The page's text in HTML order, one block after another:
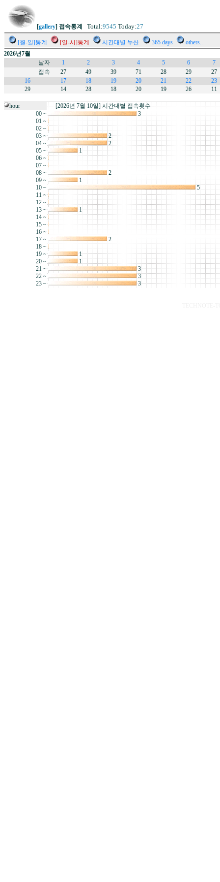
[gallery] 접속통계 Total:9545 Today:27
[월-일]통계 [일-시]통계 시간대별 누산 365 days
others..
2026년7월
날자
1 2 3 4 5 6
7
접속
27 49 39 71 28 29
27
16
17 18 19 20 21 22
23
29
14 28 18 20 19 26 11
hour
[2026년 7월 10일] 시간대별 접속횟수
00 ~
3
01 ~
02 ~
03 ~
2
04 ~
2
05 ~
1
06 ~
07 ~
08 ~
2
09 ~
1
10 ~
5
11 ~
12 ~
13 ~
1
14 ~
15 ~
16 ~
17 ~
2
18 ~
19 ~
1
20 ~
1
21 ~
3
22 ~
3
23 ~
3